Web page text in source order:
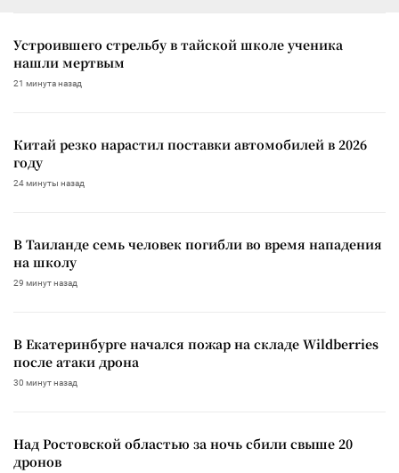
Устроившего стрельбу в тайской школе ученика
нашли мертвым
21 минута назад
Китай резко нарастил поставки автомобилей в 2026
году
24 минуты назад
В Таиланде семь человек погибли во время нападения
на школу
29 минут назад
В Екатеринбурге начался пожар на складе Wildberries
после атаки дрона
30 минут назад
Над Ростовской областью за ночь сбили свыше 20
дронов